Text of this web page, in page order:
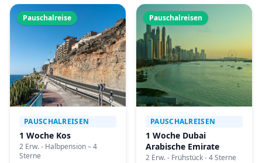
Pauschalreise
PAUSCHALREISEN
1 Woche Kos
2 Erw. - Halbpension – 4
Sterne
Pauschalreisen
PAUSCHALREISEN
1 Woche Dubai
Arabische Emirate
2 Erw. - Frühstück - 4 Sterne